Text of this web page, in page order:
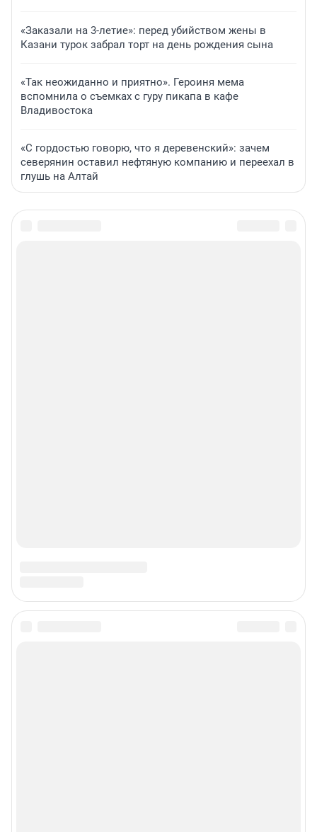
«Заказали на 3-летие»: перед убийством жены в
Казани турок забрал торт на день рождения сына
«Так неожиданно и приятно». Героиня мема
вспомнила о съемках с гуру пикапа в кафе
Владивостока
«С гордостью говорю, что я деревенский»: зачем
северянин оставил нефтяную компанию и переехал в
глушь на Алтай